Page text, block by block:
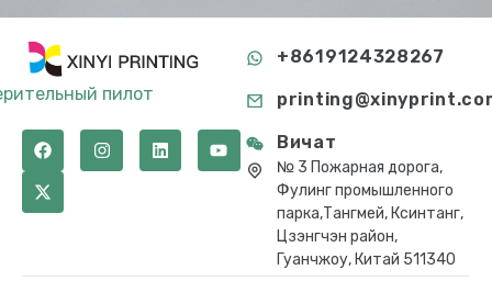
пилот
+8619124328267
Вичат
№ 3 Пожарная дорога,
Фулинг промышленного
парка,Тангмей, Ксинтанг,
Цзэнгчэн район,
Гуанчжоу, Китай 511340